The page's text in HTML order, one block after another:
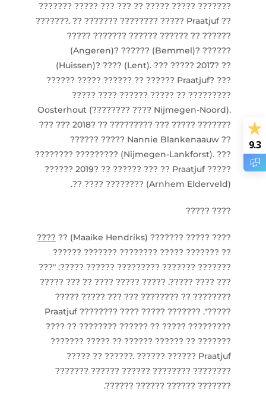
??????? ????? ??? ??? ?? ????? ????? ???????
???????. ?? ??????? ???????? ????? Praatjuf ??
????? ??????? ?????? ?????? ?? ??????
(Angeren)? ?????? (Bemmel)? ??????
(Huissen)? ???? (Lent). ??? ????? 2017? ??
?????? ????? ?????? ?? ?????? Praatjuf? ???
????? ???? ?????? ????? ?? ?????????
Oosterhout (???????? ???? Nijmegen-Noord).
??? ??? 2018? ?? ????????? ??? ????? ???????
?????? ????? Nannie Blankenaauw ??
???????? ????????? (Nijmegen-Lankforst). ???
?????? 2019? ?? ?????? ??? ?? Praatjuf ?????
?? ???? ???????? (Arnhem Elderveld).
???? ?????
???? ????? ??????? (Maaike Hendriks) ??
????
?? ??????? ????? ???????? ??????? ??????
??????? ??????? ????????? ?????? ?????: "???
??? ???? ?????. ????? ????? ???? ?? ??? ?????
???????? ?? ???????? ??? ??? ????? ?????
?????". ??????? ????? Praatjuf ???????? ????
???? ?? ???????? ?????? ?? ????? ?????????
??????? ????? ?? ?????? ?????? ?? ???????
????? ?? ??????. ?????? ?????? Praatjuf
???????? ???????? ?????? ?????? ???????
??????? ?????? ?????? ??????.
9.3